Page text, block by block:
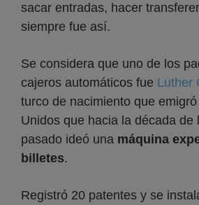
sacar entradas, hacer
siempre fue así.
Se considera que uno de los
cajeros automáticos fue Luther
turco de nacimiento que
Unidos que hacia la década de
pasado ideó una máquina
billetes.
Registró 20 patentes y se